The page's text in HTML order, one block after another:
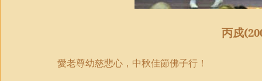
丙戍
愛老尊幼慈悲心，中秋佳節佛子行！